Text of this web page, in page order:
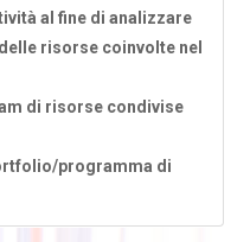
al fine di analizzare
risorse coinvolte nel
di risorse condivise
programma di